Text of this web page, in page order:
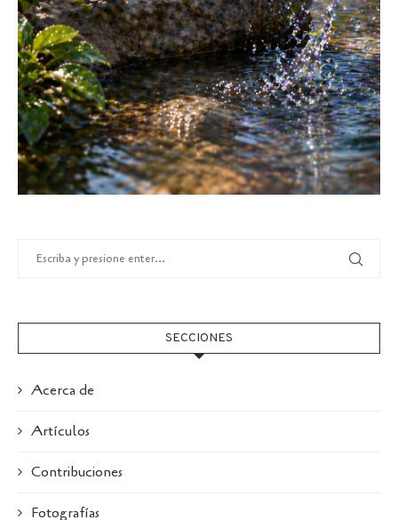
SECCIONES
Acerca de
Artículos
Contribuciones
Fotografías